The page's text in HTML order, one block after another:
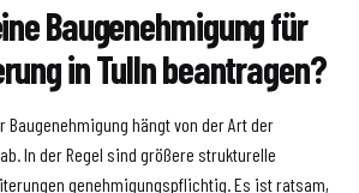
Baugenehmigung für
in Tulln beantragen?
Baugenehmigung hängt von der Art der
In der Regel sind größere strukturelle
genehmigungspflichtig. Es ist ratsam,